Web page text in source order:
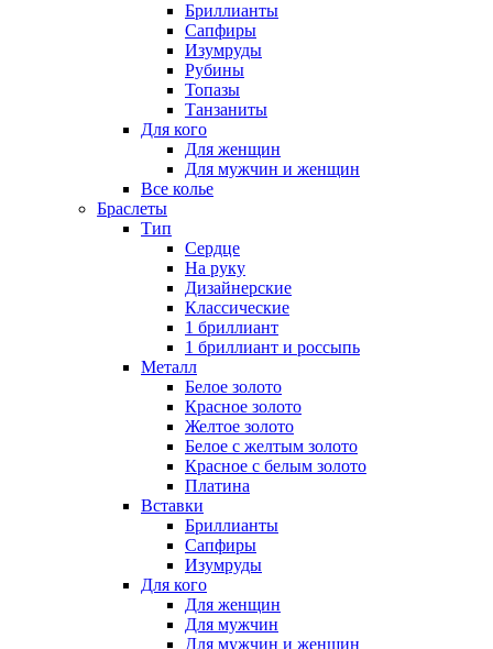
Бриллианты
Сапфиры
Изумруды
Рубины
Топазы
Танзаниты
Для кого
Для женщин
Для мужчин и женщин
Все колье
Браслеты
Тип
Сердце
На руку
Дизайнерские
Классические
1 бриллиант
1 бриллиант и россыпь
Металл
Белое золото
Красное золото
Желтое золото
Белое с желтым золото
Красное с белым золото
Платина
Вставки
Бриллианты
Сапфиры
Изумруды
Для кого
Для женщин
Для мужчин
Для мужчин и женщин